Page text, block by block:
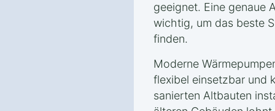
geeignet. Eine genaue
wichtig, um das beste
finden.
Moderne
flexibel einsetzbar und
sanierten Altbauten